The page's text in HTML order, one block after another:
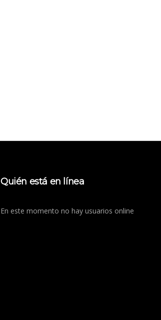
Quién está en línea
En este momento no hay usuarios online